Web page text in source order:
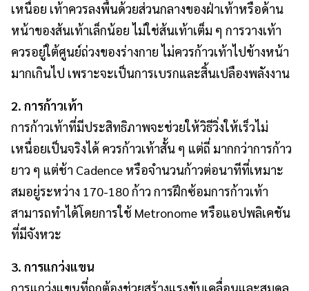
เหนื่อย เท้าควรลงพื้นด้วยส่วนกลางของฝ่าเท้าหรือด้าน
หน้าของส้นเท้าเล็กน้อย ไม่ใช่ส้นเท้าเต็ม ๆ การวางเท้า
ควรอยู่ใต้ศูนย์ถ่วงของร่างกาย ไม่ควรก้าวเท้าไปข้างหน้า
มากเกินไป เพราะจะเป็นการเบรกและสิ้นเปลืองพลังงาน
2. การก้าวเท้า
การก้าวเท้าที่มีประสิทธิภาพจะช่วยให้วิธีวิ่งให้เร็วไม่
เหนื่อยเป็นจริงได้ ควรก้าวเท้าสั้น ๆ แต่ถี่ มากกว่าการก้าว
ยาว ๆ แต่ช้า Cadence หรือจำนวนก้าวต่อนาทีที่เหมาะ
สมอยู่ระหว่าง 170-180 ก้าว การฝึกซ้อมการก้าวเท้า
สามารถทำได้โดยการใช้ Metronome หรือแอปพลิเคชัน
ที่มีจังหวะ
3. การแกว่งแขน